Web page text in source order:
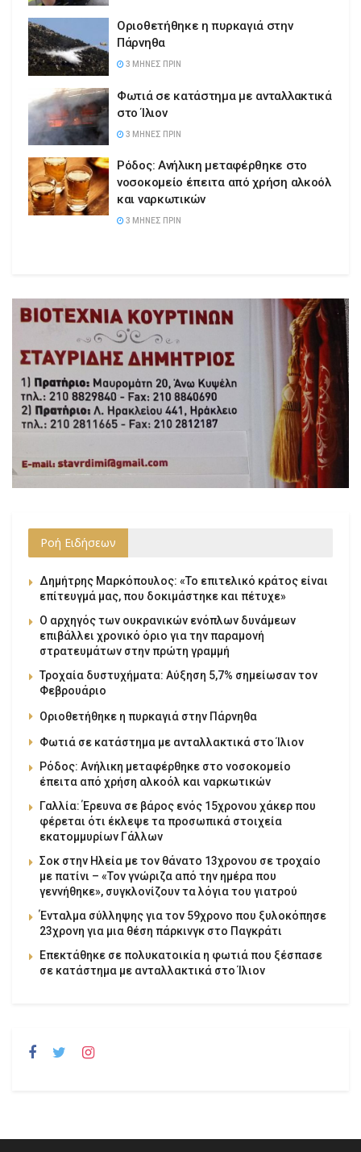
Οριοθετήθηκε η πυρκαγιά στην
Πάρνηθα
3 ΜΉΝΕΣ ΠΡΙΝ
Φωτιά σε κατάστημα με ανταλλακτικά
στο Ίλιον
3 ΜΉΝΕΣ ΠΡΙΝ
Ρόδος: Ανήλικη μεταφέρθηκε στο
νοσοκομείο έπειτα από χρήση αλκοόλ
και ναρκωτικών
3 ΜΉΝΕΣ ΠΡΙΝ
Ροή Ειδήσεων
Δημήτρης Μαρκόπουλος: «Το επιτελικό κράτος είναι
επίτευγμά μας, που δοκιμάστηκε και πέτυχε»
Ο αρχηγός των ουκρανικών ενόπλων δυνάμεων
επιβάλλει χρονικό όριο για την παραμονή
στρατευμάτων στην πρώτη γραμμή
Τροχαία δυστυχήματα: Αύξηση 5,7% σημείωσαν τον
Φεβρουάριο
Οριοθετήθηκε η πυρκαγιά στην Πάρνηθα
Φωτιά σε κατάστημα με ανταλλακτικά στο Ίλιον
Ρόδος: Ανήλικη μεταφέρθηκε στο νοσοκομείο
έπειτα από χρήση αλκοόλ και ναρκωτικών
Γαλλία: Έρευνα σε βάρος ενός 15χρονου χάκερ που
φέρεται ότι έκλεψε τα προσωπικά στοιχεία
εκατομμυρίων Γάλλων
Σοκ στην Ηλεία με τον θάνατο 13χρονου σε τροχαίο
με πατίνι – «Τον γνώριζα από την ημέρα που
γεννήθηκε», συγκλονίζουν τα λόγια του γιατρού
Ένταλμα σύλληψης για τον 59χρονο που ξυλοκόπησε
23χρονη για μια θέση πάρκινγκ στο Παγκράτι
Επεκτάθηκε σε πολυκατοικία η φωτιά που ξέσπασε
σε κατάστημα με ανταλλακτικά στο Ίλιον